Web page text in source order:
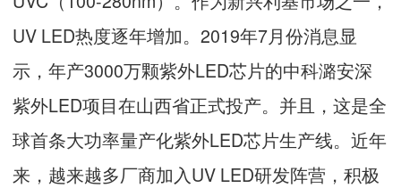
UV LED热度逐年增加。2019年7月份消息显
示，年产3000万颗紫外LED芯片的中科潞安深
紫外LED项目在山西省正式投产。并且，这是全
球首条大功率量产化紫外LED芯片生产线。近年
来，越来越多厂商加入UV LED研发阵营，积极